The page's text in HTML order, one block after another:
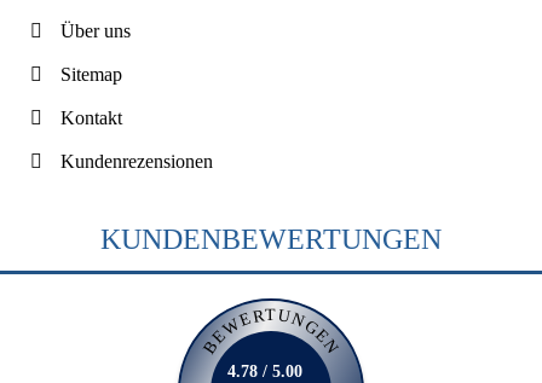
Über uns
Sitemap
Kontakt
Kundenrezensionen
KUNDENBEWERTUNGEN
BEWERTUNGEN
4.78 / 5.00